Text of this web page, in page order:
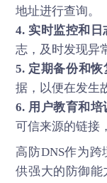
地址进行查询。
4. 实时监控和日
志，及时发现异
5. 定期备份和恢
据，以便在发生
6. 用户教育和培
可信来源的链接
高防DNS作为跨
供强大的防御能